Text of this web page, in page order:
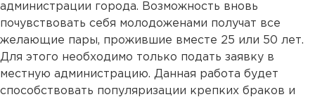
администрации города. Возможность вновь
почувствовать себя молодоженами получат все
желающие пары, прожившие вместе 25 или 50 лет.
Для этого необходимо только подать заявку в
местную администрацию. Данная работа будет
способствовать популяризации крепких браков и